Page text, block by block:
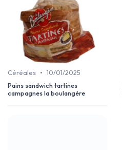
Céréales • 10/01/2025
Pains sandwich tartines
campagnes la boulangère